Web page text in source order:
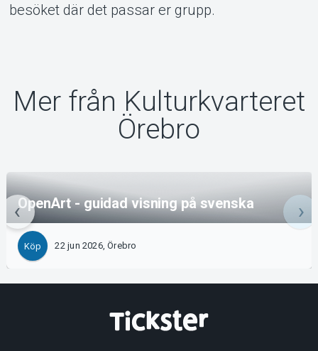
besöket där det passar er grupp.
Mer från Kulturkvarteret
Örebro
OpenArt - guidad visning på svenska
Köp 22 jun 2026, Örebro